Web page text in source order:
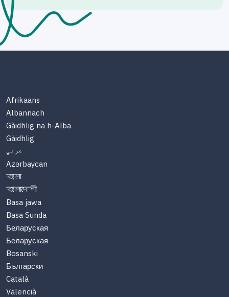
Afrikaans
Albannach
Gàidhlig na h-Alba
Gàidhlig
عربي
Azərbaycan
বাংলা
বাংলাদেশী
Basa jawa
Basa Sunda
Беларуская
Беларуская
Bosanski
Български
Català
Valencià